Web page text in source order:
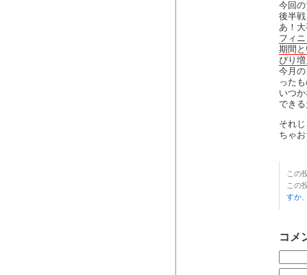
今回
後半
あ！
フィ
期間
ぴり
今月
った
いつ
でき
それ
ちゃ
この
この
すか
コメ